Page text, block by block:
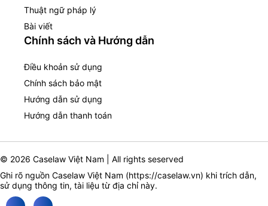
Thuật ngữ pháp lý
Bài viết
Chính sách và Hướng dẫn
Điều khoản sử dụng
Chính sách bảo mật
Hướng dẫn sử dụng
Hướng dẫn thanh toán
© 2026 Caselaw Việt Nam | All rights seserved
Ghi rõ nguồn Caselaw Việt Nam (https://caselaw.vn) khi trích dẫn,
sử dụng thông tin, tài liệu từ địa chỉ này.